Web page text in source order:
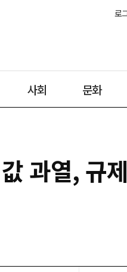
로
사회 문화
과열, 규